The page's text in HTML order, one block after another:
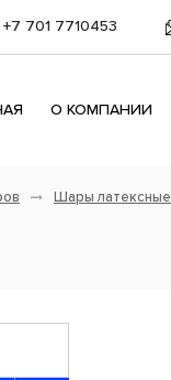
701 7710453
О КОМПАНИИ
Шары латексные